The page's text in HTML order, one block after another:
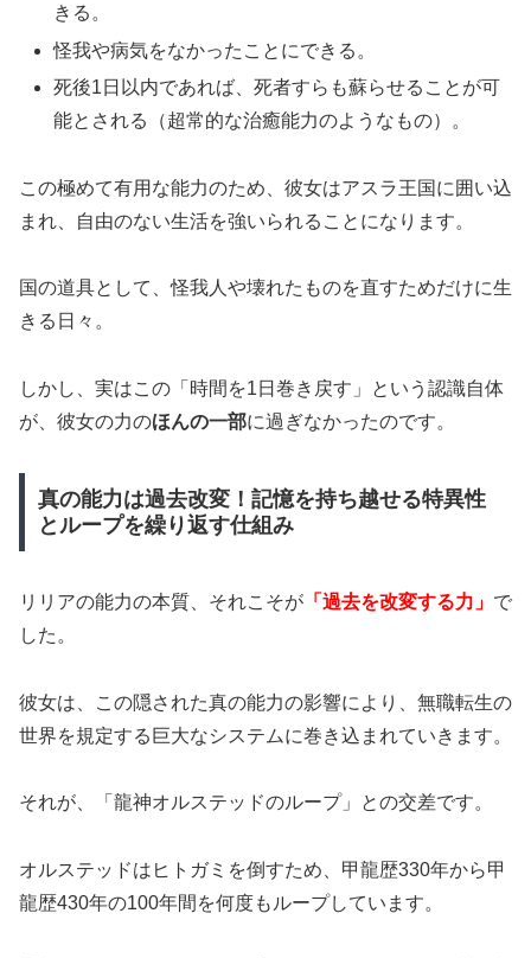
きる。
怪我や病気をなかったことにできる。
死後1日以内であれば、死者すらも蘇らせることが可
能とされる（超常的な治癒能力のようなもの）。
この極めて有用な能力のため、彼女はアスラ王国に囲い込
まれ、自由のない生活を強いられることになります。
国の道具として、怪我人や壊れたものを直すためだけに生
きる日々。
しかし、実はこの「時間を1日巻き戻す」という認識自体
が、彼女の力のほんの一部に過ぎなかったのです。
真の能力は過去改変！記憶を持ち越せる特異性
とループを繰り返す仕組み
リリアの能力の本質、それこそが 「過去を改変する力」 で
した。
彼女は、この隠された真の能力の影響により、無職転生の
世界を規定する巨大なシステムに巻き込まれていきます。
それが、「龍神オルステッドのループ」との交差です。
オルステッドはヒトガミを倒すため、甲龍歴330年から甲
龍歴430年の100年間を何度もループしています。